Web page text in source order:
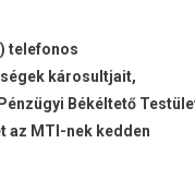
telefonos
károsultjait,
Békéltető
az MTI-nek kedden